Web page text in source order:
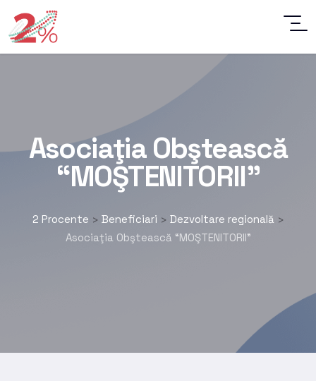
Asociaţia Obştească
“MOŞTENITORII”
2 Procente > Beneficiari > Dezvoltare regională >
Asociaţia Obştească “MOŞTENITORII”